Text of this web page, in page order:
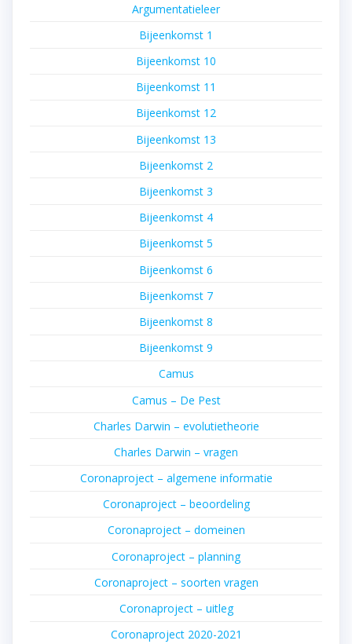
Argumentatieleer
Bijeenkomst 1
Bijeenkomst 10
Bijeenkomst 11
Bijeenkomst 12
Bijeenkomst 13
Bijeenkomst 2
Bijeenkomst 3
Bijeenkomst 4
Bijeenkomst 5
Bijeenkomst 6
Bijeenkomst 7
Bijeenkomst 8
Bijeenkomst 9
Camus
Camus – De Pest
Charles Darwin – evolutietheorie
Charles Darwin – vragen
Coronaproject – algemene informatie
Coronaproject – beoordeling
Coronaproject – domeinen
Coronaproject – planning
Coronaproject – soorten vragen
Coronaproject – uitleg
Coronaproject 2020-2021